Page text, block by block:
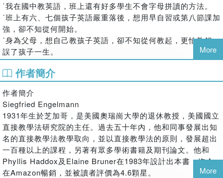
˙我在國中教英語，班上還有好多學生不會字母拼讀的方法。
˙班上有六、七個孩子英語嚴重落後，想用早自習或第八節課加
強，卻不知從何開始。
˙身為父母，想自己教孩子英語，卻不知從何教起，更怕教錯，
誤了孩子一生。
本書採明示、系統的直接教學法設計，讓初學英語的孩子能
夠很快地掌握字母拼讀的方法。它非常友善，教學者只要唸出
書中的紅字即可，因此Amazon有超過一千位讀者給了4.6顆星
的高評價，也長期高居教學方法類排行榜的第一名，銷售至今
已超過五十萬本；在YouTube上輸入英文書名，也可以看到許
多開心的父母上傳孩子學習的影片。
在台灣的教學實驗指出，英語低成就學生在接受本教材十週之
後，英語的字母拼讀就有了長足的進步。在此，特別推薦給所
有的英語教師或能說英語的父母與學校志工，它是初學英語或
有字母拼讀困難學生的最佳入門教材。
More
作者簡介
作者簡介
Siegfried Engelmann
1931年生於芝加哥，是美國奧瑞崗大學的退休教授，美國國立
直接教學法研究院的主任。過去五十年內，他和同事發展出知
名的直接教學法教學取向，並以直接教學法的原則，發展超出
一百種以上的課程，另著有眾多學術書籍及期刊論文。他和
Phyllis Haddox及Elaine Bruner在1983年設計出本書，迄今
在Amazon暢銷，並被讀者評價為4.6顆星。
More